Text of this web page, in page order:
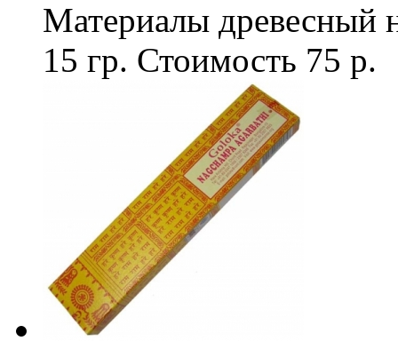
Материалы древесный
15 гр. Стоимость 75 р.